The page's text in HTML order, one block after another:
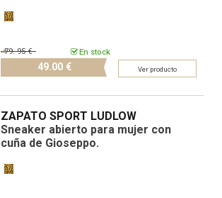
En stock
79.95 €
49.00 € Ver producto
ZAPATO SPORT LUDLOW
Sneaker abierto para mujer con
cuña de Gioseppo.